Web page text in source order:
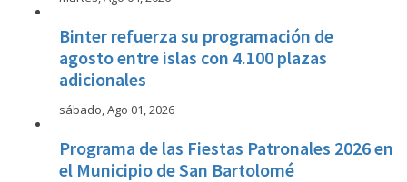
Binter refuerza su programación de
agosto entre islas con 4.100 plazas
adicionales
sábado, Ago 01, 2026
Programa de las Fiestas Patronales 2026 en
el Municipio de San Bartolomé